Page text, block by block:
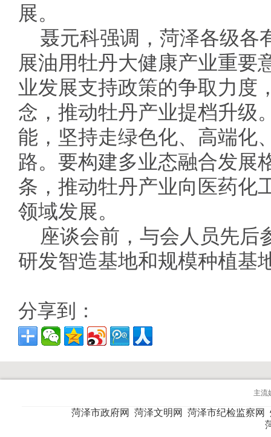
展。
聂元科强调，菏泽各级各
展油用牡丹大健康产业重要
业发展支持政策的争取力度
念，推动牡丹产业提档升级
能，坚持走绿色化、高端化
路。要构建多业态融合发展
条，推动牡丹产业向医药化
领域发展。
座谈会前，与会人员先后
研发智造基地和规模种植基
分享到：
主流
菏泽市政府网 菏泽文明网 菏泽市纪检监察网